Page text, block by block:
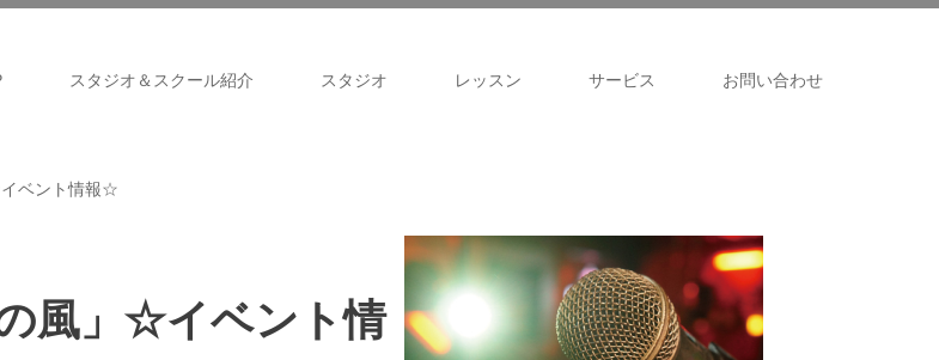
スタジオ＆スクール紹介 スタジオ レッスン サービス お問い合わせ
ベント情報☆
風」☆イベント情